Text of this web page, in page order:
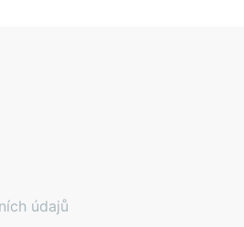
údajů